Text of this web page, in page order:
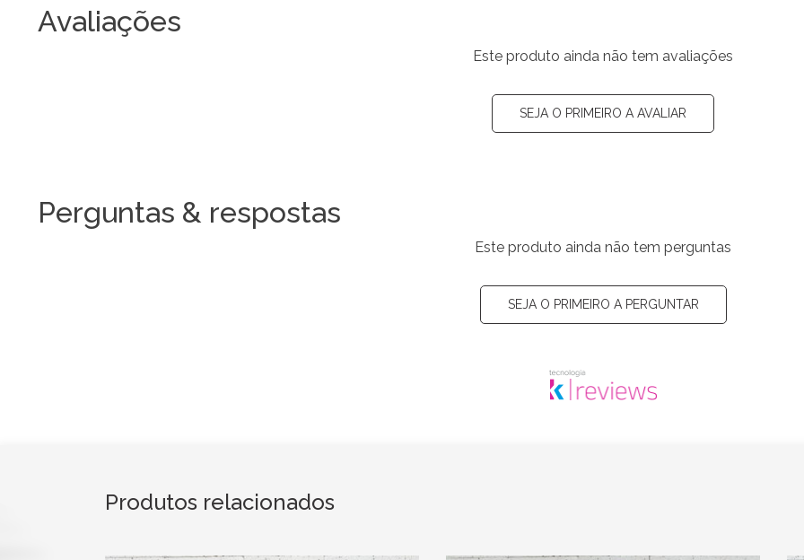
Avaliações
Este produto ainda não tem avaliações
SEJA O PRIMEIRO A AVALIAR
Perguntas & respostas
Este produto ainda não tem perguntas
SEJA O PRIMEIRO A PERGUNTAR
Produtos relacionados